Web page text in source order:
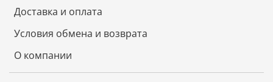
Доставка и оплата
Условия обмена и возврата
О компании